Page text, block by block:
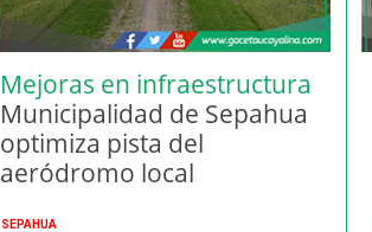
Mejoras en infraestructura
clave
Municipalidad de Sepahua
optimiza pista del
aeródromo local
SEPAHUA